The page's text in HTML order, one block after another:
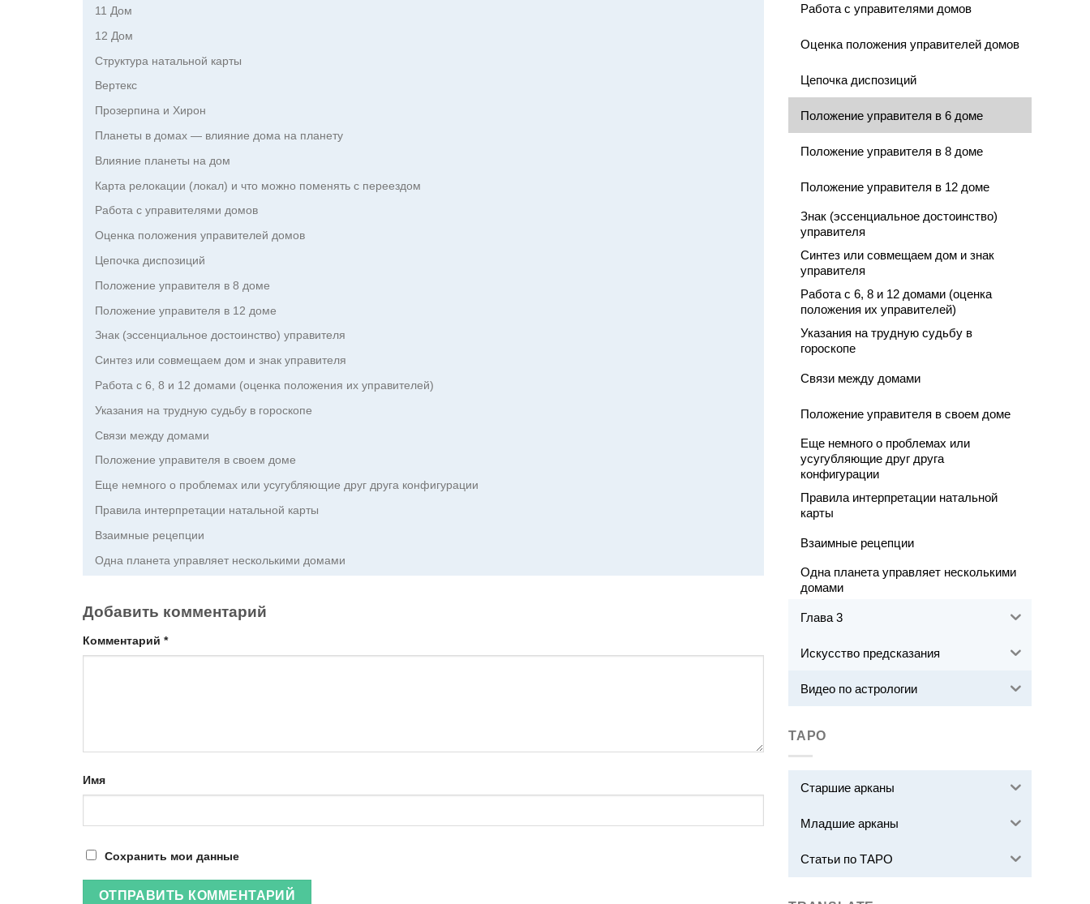
11 Дом
12 Дом
Структура натальной карты
Вертекс
Прозерпина и Хирон
Планеты в домах — влияние дома на планету
Влияние планеты на дом
Карта релокации (локал) и что можно поменять с переездом
Работа с управителями домов
Оценка положения управителей домов
Цепочка диспозиций
Положение управителя в 8 доме
Положение управителя в 12 доме
Знак (эссенциальное достоинство) управителя
Синтез или совмещаем дом и знак управителя
Работа с 6, 8 и 12 домами (оценка положения их управителей)
Указания на трудную судьбу в гороскопе
Связи между домами
Положение управителя в своем доме
Еще немного о проблемах или усугубляющие друг друга конфигурации
Правила интерпретации натальной карты
Взаимные рецепции
Одна планета управляет несколькими домами
Добавить комментарий
Комментарий *
Имя
Сохранить мои данные
Работа с управителями домов
Оценка положения управителей домов
Цепочка диспозиций
Положение управителя в 6 доме
Положение управителя в 8 доме
Положение управителя в 12 доме
Знак (эссенциальное достоинство)
управителя
Синтез или совмещаем дом и знак
управителя
Работа с 6, 8 и 12 домами (оценка
положения их управителей)
Указания на трудную судьбу в
гороскопе
Связи между домами
Положение управителя в своем доме
Еще немного о проблемах или
усугубляющие друг друга
конфигурации
Правила интерпретации натальной
карты
Взаимные рецепции
Одна планета управляет несколькими
домами
Глава 3
Искусство предсказания
Видео по астрологии
ТАРО
Старшие арканы
Младшие арканы
Статьи по ТАРО